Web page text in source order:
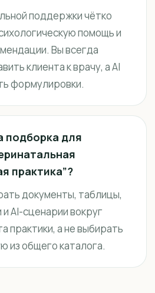
поддержки чётко
помощь и
Вы всегда
клиента к врачу, а AI
формулировки.
подборка для
практика”?
документы, таблицы,
AI-сценарии вокруг
практики, а не выбирать
из общего каталога.